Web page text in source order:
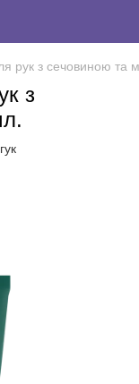
рук з сечовиною та
з